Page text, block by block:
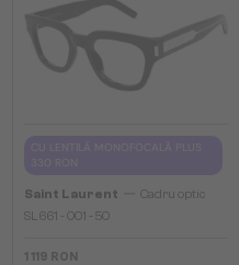
Saint Laurent
Cadru optic
SL661 - 001 - 50
1 119 RON